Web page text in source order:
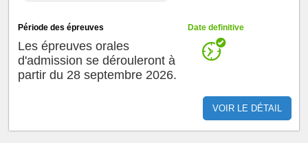
Période des épreuves
Les épreuves orales
d'admission se dérouleront à
partir du 28 septembre 2026.
Date definitive
VOIR LE DÉTAIL